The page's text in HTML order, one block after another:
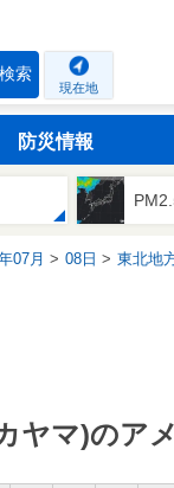
検索
現在地
防災情報
07月 08日 東北地
ヤマ)のア